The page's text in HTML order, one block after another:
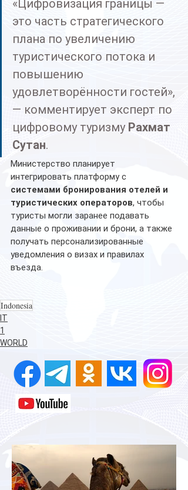
«Цифровизация границы —
это часть стратегического
плана по увеличению
туристического потока и
повышению
удовлетворённости гостей»,
— комментирует эксперт по
цифровому туризму Рахмат
Сутан.
Министерство планирует
интегрировать платформу с
системами бронирования отелей и
туристических операторов, чтобы
туристы могли заранее подавать
данные о проживании и брони, а также
получать персонализированные
уведомления о визах и правилах
въезда.
Indonesia
IT
1
WORLD